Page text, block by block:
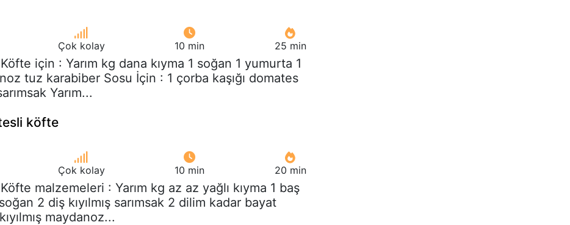
Çok kolay 10 min 25 min
için : Yarım kg dana kıyma 1 soğan 1 yumurta 1
tuz karabiber Sosu İçin : 1 çorba kaşığı domates
Yarım...
köfte
Çok kolay 10 min 20 min
malzemeleri : Yarım kg az az yağlı kıyma 1 baş
2 diş kıyılmış sarımsak 2 dilim kadar bayat
maydanoz...